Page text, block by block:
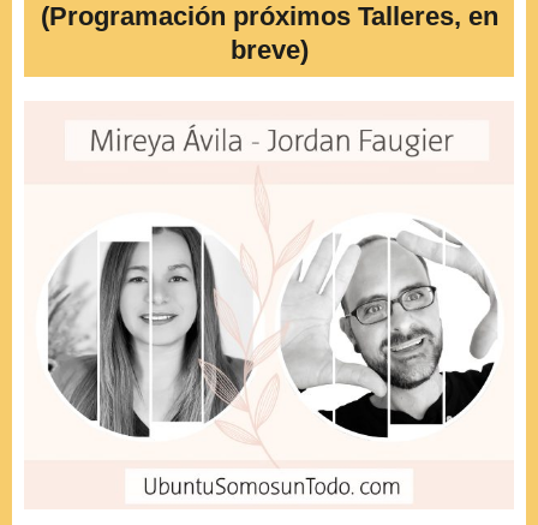
(Programación próximos Talleres, en
breve)